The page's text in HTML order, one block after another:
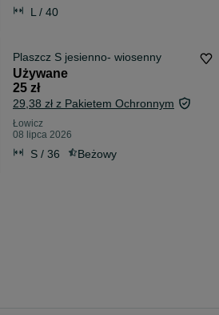
L / 40
Plaszcz S jesienno- wiosenny
Używane
25 zł
29,38 zł z Pakietem Ochronnym
Łowicz
08 lipca 2026
S / 36 Beżowy